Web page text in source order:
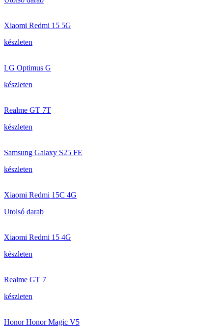
Xiaomi Redmi 15 5G
készleten
LG Optimus G
készleten
Realme GT 7T
készleten
Samsung Galaxy S25 FE
készleten
Xiaomi Redmi 15C 4G
Utolsó darab
Xiaomi Redmi 15 4G
készleten
Realme GT 7
készleten
Honor Honor Magic V5